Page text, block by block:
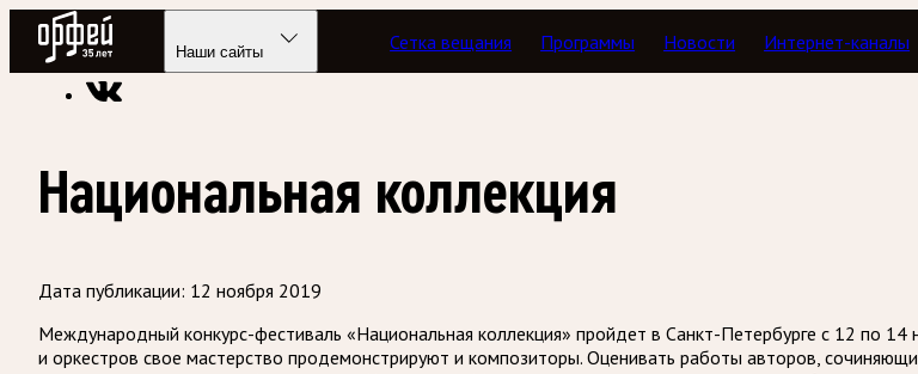
Радио Орфей
Наши сайты Сетка вещания Программы Новости Интернет-каналы
Радио классической музыки «Орфей» Новости
Национальная коллекция
Дата публикации: 12 ноября 2019
Международный конкурс-фестиваль «Национальная коллекция» пройдет в Санкт-Петербурге с 12 по
и оркестров свое мастерство продемонстрируют и композиторы. Оценивать работы авторов,